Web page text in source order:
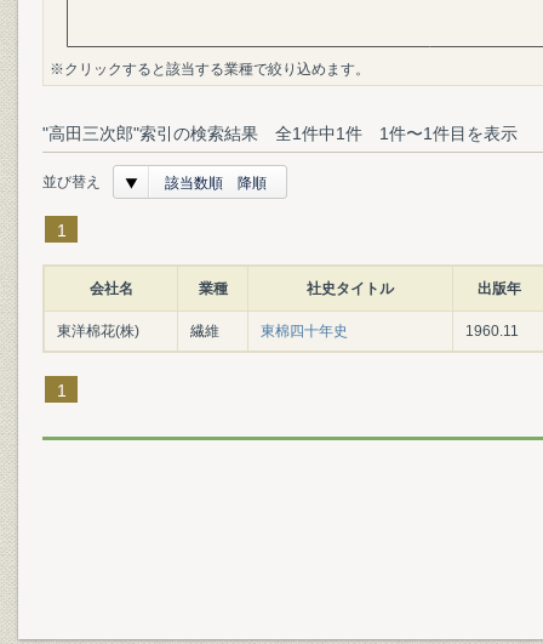
※クリックすると該当する業種で絞り込めます。
"高田三次郎"索引の検索結果 全1件中1件 1件〜1件目を表示
並び替え 該当数順 降順
1
会社名 業種 社史タイトル 出版年
東洋棉花(株) 繊維 東棉四十年史 1960.11
1